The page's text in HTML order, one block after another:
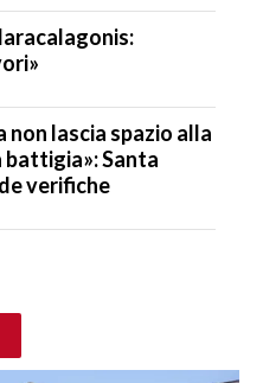
lascia spazio alla
Santa
verifiche